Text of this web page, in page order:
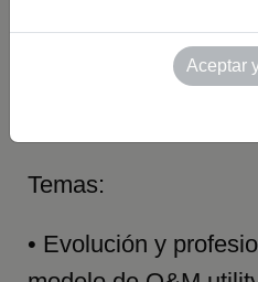
cultural,
técnico
Temas:
• Evolución y
Aceptar